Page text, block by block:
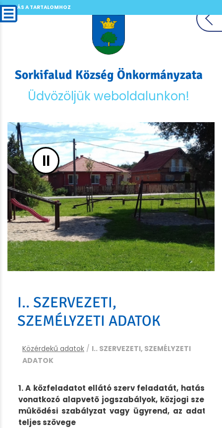
UGRÁS A TARTALOMHOZ
Sorkifalud Község Önkormányzata
Üdvözöljük weboldalunkon!
II
I.. SZERVEZETI,
SZEMÉLYZETI ADATOK
Közérdekű adatok / I.. SZERVEZETI, SZEMÉLYZETI
ADATOK
1. A közfeladatot ellátó szerv feladatát,
vonatkozó alapvetõ jogszabályok, közjogi
mûködési szabályzat vagy ügyrend, az
teljes szövege